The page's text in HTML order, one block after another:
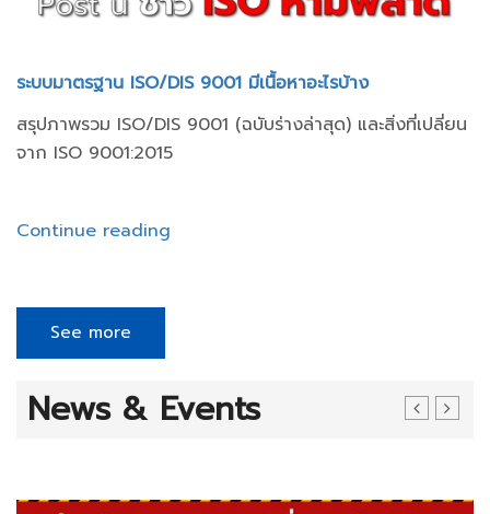
ระบบมาตรฐาน ISO/DIS 9001 มีเนื้อหาอะไรบ้าง
สรุปภาพรวม ISO/DIS 9001 (ฉบับร่างล่าสุด) และสิ่งที่เปลี่ยน
จาก ISO 9001:2015
Continue reading
See more
News & Events